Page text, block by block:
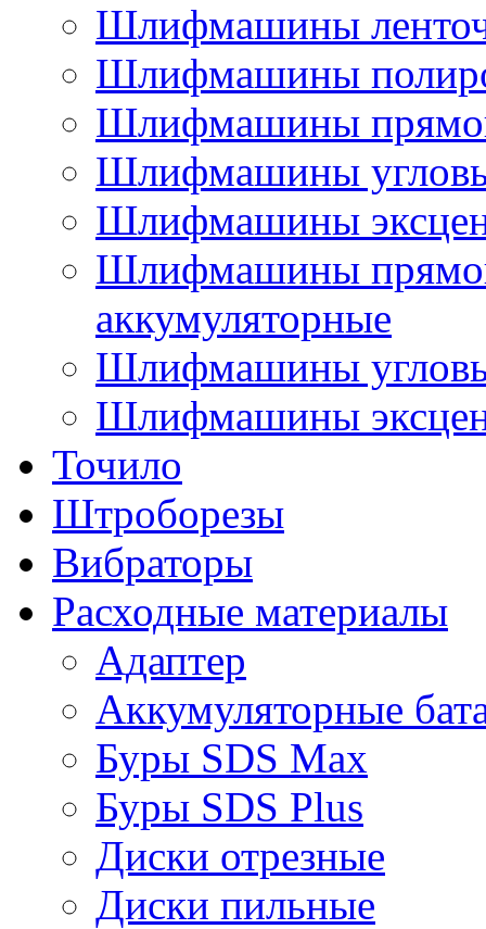
Шлифмашины
Шлифмашины
Шлифмашины
Шлифмашины
Шлифмашины
Шлифмашины
аккумуляторные
Шлифмашины
Шлифмашины
Точило
Штроборезы
Вибраторы
Расходные материалы
Адаптер
Аккумуляторные
Буры SDS Max
Буры SDS Plus
Диски отрезные
Диски пильные